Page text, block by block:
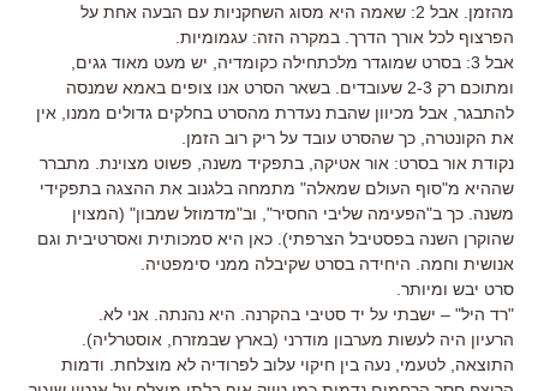
מהזמן. אבל 2: שאמה היא מסוג השחקניות עם הבעה אחת על
הפרצוף לכל אורך הדרך. במקרה הזה: עגמומיות.
אבל 3: בסרט שמוגדר מלכתחילה כקומדיה, יש מעט מאוד גגים,
ומתוכם רק 2-3 שעובדים. בשאר הסרט אנו צופים באמא שמנסה
להתבגר, אבל מכיוון שהבת נעדרת מהסרט בחלקים גדולים ממנו, אין
את הקונטרה, כך שהסרט עובד על ריק רוב הזמן.
נקודת אור בסרט: אור אטיקה, בתפקיד משנה, פשוט מצוינת. מתברר
שההיא מ"סוף העולם שמאלה" מתמחה בלגנוב את ההצגה בתפקידי
משנה. כך ב"הפעימה שליבי החסיר", וב"מדמוזל שמבון" (המצוין
שהוקרן השנה בפסטיבל הצרפתי). כאן היא סמכותית ואסרטיבית וגם
אנושית וחמה. היחידה בסרט שקיבלה ממני סימפטיה.
סרט יבש ומיותר.
"רד היל" – ישבתי על יד סטיבי בהקרנה. היא נהנתה. אני לא.
הרעיון היה לעשות מערבון מודרני (בארץ שבמזרח, אוסטרליה).
התוצאה, לטעמי, נעה בין חיקוי עלוב לפרודיה לא מוצלחת. ודמות